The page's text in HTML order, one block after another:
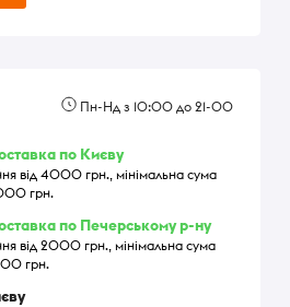
Пн-Нд з 10:00 до 21-00
по Києву
від 4000 грн., мінімальна сума
грн.
по Печерському р-ну
від 2000 грн., мінімальна сума
грн.